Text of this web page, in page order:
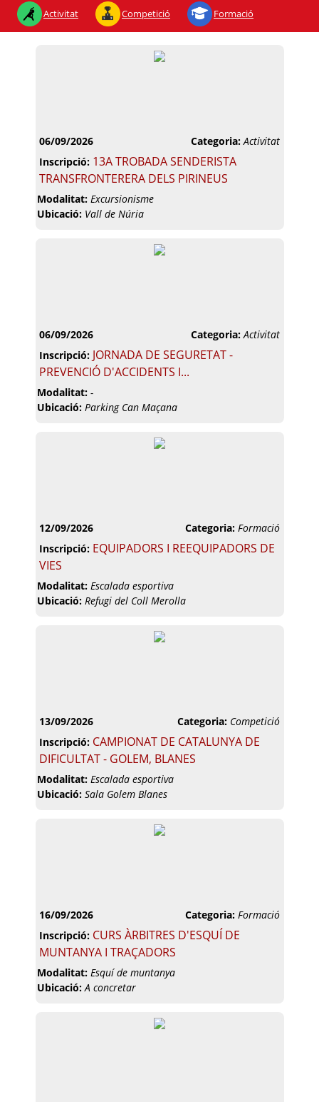
Activitat Competició Formació
06/09/2026 Categoria: Activitat
Inscripció: 13A TROBADA SENDERISTA
TRANSFRONTERERA DELS PIRINEUS
Modalitat: Excursionisme
Ubicació: Vall de Núria
06/09/2026 Categoria: Activitat
Inscripció: JORNADA DE SEGURETAT -
PREVENCIÓ D'ACCIDENTS I...
Modalitat: -
Ubicació: Parking Can Maçana
12/09/2026 Categoria: Formació
Inscripció: EQUIPADORS I REEQUIPADORS DE
VIES
Modalitat: Escalada esportiva
Ubicació: Refugi del Coll Merolla
13/09/2026 Categoria: Competició
Inscripció: CAMPIONAT DE CATALUNYA DE
DIFICULTAT - GOLEM, BLANES
Modalitat: Escalada esportiva
Ubicació: Sala Golem Blanes
16/09/2026 Categoria: Formació
Inscripció: CURS ÀRBITRES D'ESQUÍ DE
MUNTANYA I TRAÇADORS
Modalitat: Esquí de muntanya
Ubicació: A concretar